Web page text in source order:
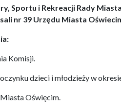
Sportu i Rekreacji Rady
sali nr 39 Urzędu Miasta
Komisji.
dzieci i młodzieży w
Oświęcim.